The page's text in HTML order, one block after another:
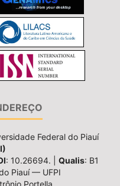
Federal do Piauí
: 10.26694. | Qualis: B1
Piauí — UFPI
Portella